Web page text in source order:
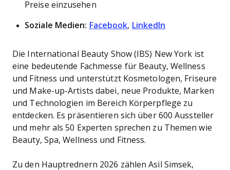
Preise einzusehen
Soziale Medien: Facebook, LinkedIn
Die International Beauty Show (IBS) New York ist
eine bedeutende Fachmesse für Beauty, Wellness
und Fitness und unterstützt Kosmetologen, Friseure
und Make-up-Artists dabei, neue Produkte, Marken
und Technologien im Bereich Körperpflege zu
entdecken. Es präsentieren sich über 600 Aussteller
und mehr als 50 Experten sprechen zu Themen wie
Beauty, Spa, Wellness und Fitness.
Zu den Hauptrednern 2026 zählen Asil Simsek,